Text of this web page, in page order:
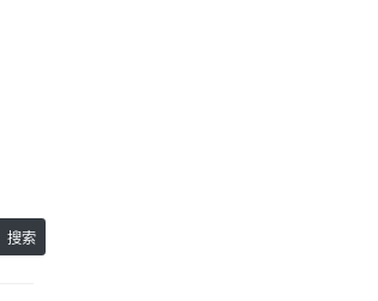
搜索